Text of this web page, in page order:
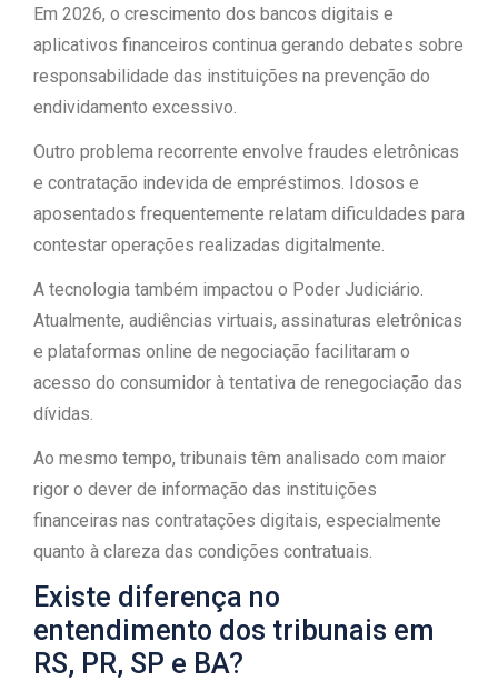
Em 2026, o crescimento dos bancos digitais e
aplicativos financeiros continua gerando debates sobre
responsabilidade das instituições na prevenção do
endividamento excessivo.
Outro problema recorrente envolve fraudes eletrônicas
e contratação indevida de empréstimos. Idosos e
aposentados frequentemente relatam dificuldades para
contestar operações realizadas digitalmente.
A tecnologia também impactou o Poder Judiciário.
Atualmente, audiências virtuais, assinaturas eletrônicas
e plataformas online de negociação facilitaram o
acesso do consumidor à tentativa de renegociação das
dívidas.
Ao mesmo tempo, tribunais têm analisado com maior
rigor o dever de informação das instituições
financeiras nas contratações digitais, especialmente
quanto à clareza das condições contratuais.
Existe diferença no
entendimento dos tribunais em
RS, PR, SP e BA?